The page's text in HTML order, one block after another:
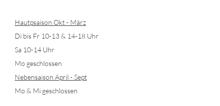
Hautpsaison Okt - März
Di bis Fr 10-13 & 14-18 Uhr
Sa 10-14 Uhr
Mo geschlossen
Nebensaison April - Sept
Mo & Mi geschlossen